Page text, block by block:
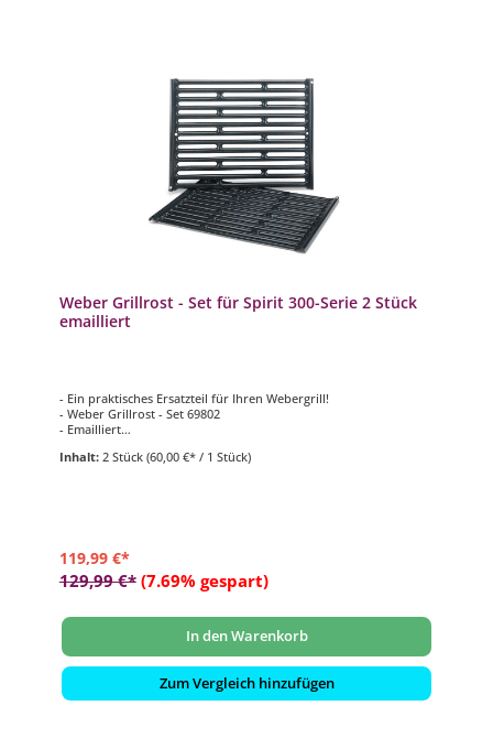
Weber Grillrost - Set für Spirit 300-Serie 2 Stück
emailliert
- Ein praktisches Ersatzteil für Ihren Webergrill!
- Weber Grillrost - Set 69802
- Emailliert
- passend für Weber Grill Modell Spirit 300-Serie
Inhalt: 2 Stück (60,00 €* / 1 Stück)
119,99 €*
129,99 €* (7.69% gespart)
In den Warenkorb
Zum Vergleich hinzufügen